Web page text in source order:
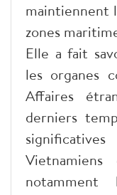
maintiennent
zones
Elle a fait
les organes
Affaires
derniers